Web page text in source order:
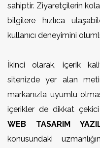
sahiptir. Ziyaretçilerin
bilgilere hızlıca
kullanıcı deneyimini
İkinci olarak, içerik
sitenizde yer alan
markanızla uyumlu
içerikler de dikkat çekici
WEB TASARIM
konusundaki